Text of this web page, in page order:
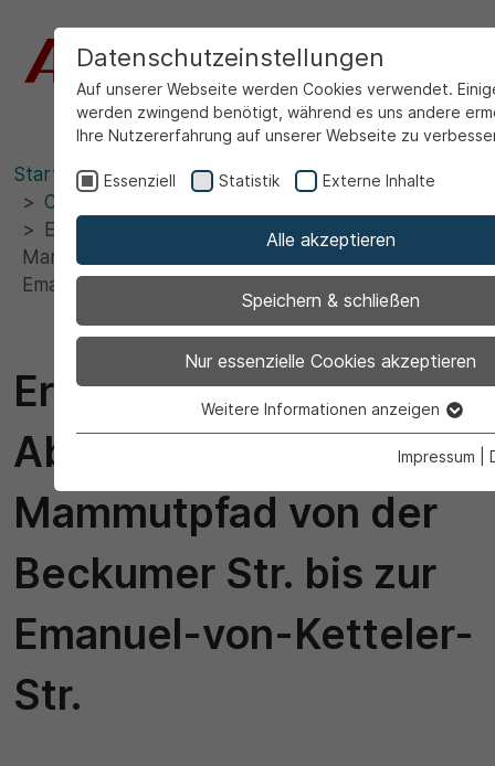
Startseite Rathaus & Politik
Verwaltung
Ortsrecht
Erschließungsbeitragsrechtl. Abrechnung
Mammutpfad von der Beckumer Str. bis zur
Emanuel-von-Ketteler-Str.
Abrechnung
Mammutpfad von der
Beckumer Str. bis zur
Emanuel-von-Ketteler-
Str.
Datenschutzeinstellungen
Auf unserer Webseite werden Cookies verwendet.
werden zwingend benötigt, während es uns andere
Ihre Nutzererfahrung auf unserer Webseite zu
Essenziell Statistik Externe Inhalte
Alle akzeptieren
Speichern & schließen
Nur essenzielle Cookies akzeptieren
Essenzielle Cookies werden für grundlegende
einwandfrei funktioniert.
cookie_optin
Anbieter
Diese Cookies dienen zur statistischen Erfassung,
Seiteninhalte von den Besuchern abgerufen werden,
Weitere Informationen anzeigen
Impressum